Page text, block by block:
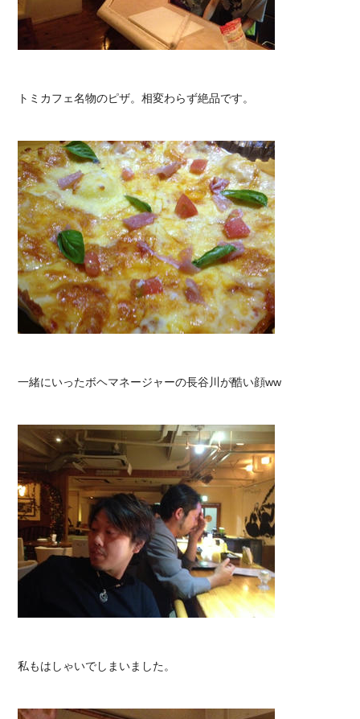
トミカフェ名物のピザ。相変わらず絶品です。
一緒にいったボヘマネージャーの長谷川が酷い顔ww
私もはしゃいでしまいました。